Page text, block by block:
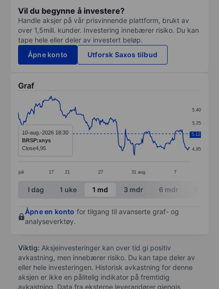
Vil du begynne å investere?
Handle aksjer på vår prisvinnende plattform, brukt av
over 1,5mill. kunder. Investering innebærer risiko. Du kan
tape hele eller deler av investert beløp.
Åpne konto
Utforsk Saxos tilbud
Graf
Line chart with 271 data points.
The chart has 1 X axis displaying categories.
The chart has 1 Y axis displaying values. Data
juli 17 21 27 31 aug. 7
4,95
5,10
5,25
5,40
5,12
10-aug.-2026 18:30
BRSP:xnys
Close4,95
End of interactive chart.
I dag 1 uke 1 md 3 mdr 6 mdr
Åpne en konto for tilgang til avanserte graf- og
analyseverktøy.
Viktig: Aksjeinvesteringer kan over tid gi positiv
avkastning, men innebærer risiko. Du kan tape deler av
eller hele investeringen. Historisk avkastning for denne
aksjen er ikke en pålitelig indikator på fremtidig
avkastning. Data fra eksterne leverandører gjengis